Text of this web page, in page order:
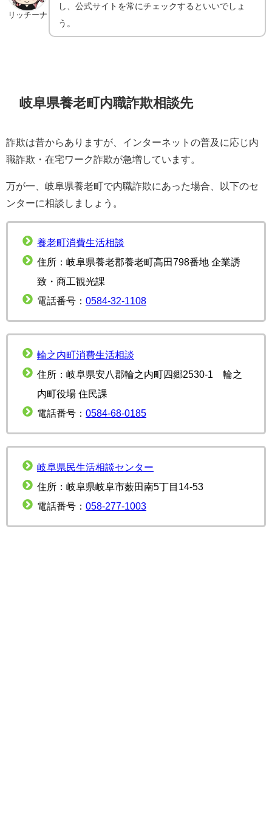
リッチーナ
し、公式サイトを常にチェックするといいでしょ
う。
岐阜県養老町内職詐欺相談先
詐欺は昔からありますが、インターネットの普及に応じ内
職詐欺・在宅ワーク詐欺が急増しています。
万が一、岐阜県養老町で内職詐欺にあった場合、以下のセ
ンターに相談しましょう。
養老町消費生活相談
住所：岐阜県養老郡養老町高田798番地 企業誘
致・商工観光課
電話番号： 0584-32-1108
輪之内町消費生活相談
住所：岐阜県安八郡輪之内町四郷2530-1 輪之
内町役場 住民課
電話番号： 0584-68-0185
岐阜県民生活相談センター
住所：岐阜県岐阜市薮田南5丁目14-53
電話番号： 058-277-1003